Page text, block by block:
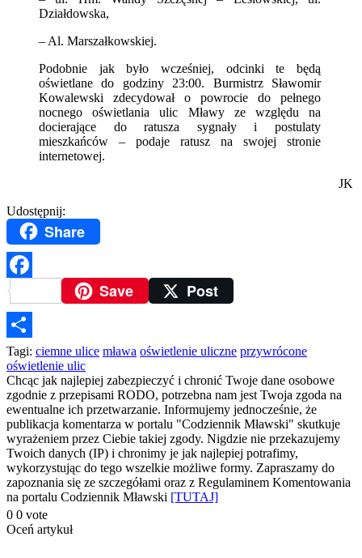
Działdowska,
– Al. Marszałkowskiej.
Podobnie jak było wcześniej, odcinki te będą
oświetlane do godziny 23:00. Burmistrz Sławomir
Kowalewski zdecydował o powrocie do pełnego
nocnego oświetlania ulic Mławy ze względu na
docierające do ratusza sygnały i postulaty
mieszkańców – podaje ratusz na swojej stronie
internetowej.
JK
Udostępnij:
Share
FacebookSave Post
Podziel
się
Tagi: ciemne ulice mława oświetlenie uliczne przywrócone
oświetlenie ulic
Chcąc jak najlepiej zabezpieczyć i chronić Twoje dane osobowe
zgodnie z przepisami RODO, potrzebna nam jest Twoja zgoda na
ewentualne ich przetwarzanie. Informujemy jednocześnie, że
publikacja komentarza w portalu "Codziennik Mławski" skutkuje
wyrażeniem przez Ciebie takiej zgody. Nigdzie nie przekazujemy
Twoich danych (IP) i chronimy je jak najlepiej potrafimy,
wykorzystując do tego wszelkie możliwe formy. Zapraszamy do
zapoznania się ze szczegółami oraz z Regulaminem Komentowania
na portalu Codziennik Mławski [TUTAJ]
0 0 vote
Oceń artykuł